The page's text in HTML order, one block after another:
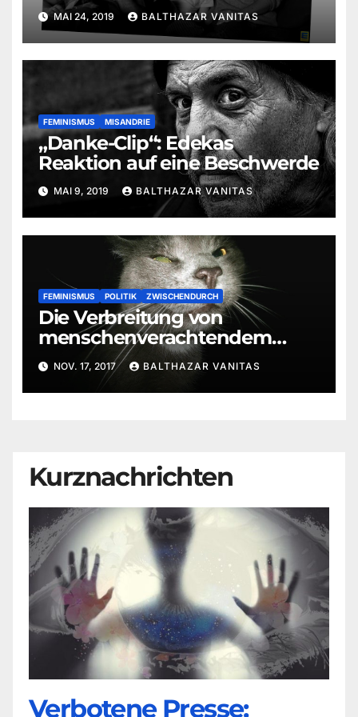
MAI 24, 2019 BALTHAZAR VANITAS
FEMINISMUS MISANDRIE
„Danke-Clip“: Edekas
Reaktion auf eine Beschwerde
MAI 9, 2019 BALTHAZAR VANITAS
FEMINISMUS POLITIK ZWISCHENDURCH
Die Verbreitung von
menschenverachtendem
Material mit Alles Evolution
NOV. 17, 2017 BALTHAZAR VANITAS
Kurznachrichten
Verbotene Presse: